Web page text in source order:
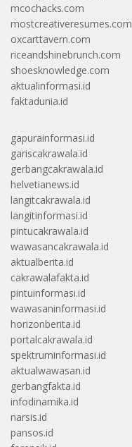
mcochacks.com
mostcreativeresumes.com
oxcarttavern.com
riceandshinebrunch.com
shoesknowledge.com
aktualinformasi.id
faktadunia.id
gapurainformasi.id
gariscakrawala.id
gerbangcakrawala.id
helvetianews.id
langitcakrawala.id
langitinformasi.id
pintucakrawala.id
wawasancakrawala.id
aktualberita.id
cakrawalafakta.id
pintuinformasi.id
wawasaninformasi.id
horizonberita.id
portalcakrawala.id
spektruminformasi.id
aktualwawasan.id
gerbangfakta.id
infodinamika.id
narsis.id
pansos.id